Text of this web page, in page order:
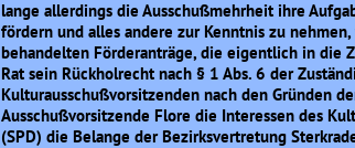
lange allerdings die Ausschußmehrheit ihre
fördern und alles andere zur Kenntnis zu
behandelten Förderanträge, die eigentlich in die
Rat sein Rückholrecht nach § 1 Abs. 6 der
Kulturausschußvorsitzenden nach den Gründen
Ausschußvorsitzende Flore die Interessen des
(SPD) die Belange der Bezirksvertretung